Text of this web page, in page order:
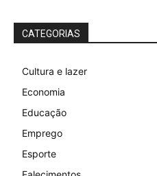
CATEGORIAS
Cultura e lazer
Economia
Educação
Emprego
Esporte